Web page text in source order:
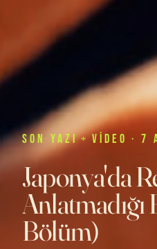
SON YAZI + VIDEO · 7
Japonya'da
Anlatmadığı
Bölüm)